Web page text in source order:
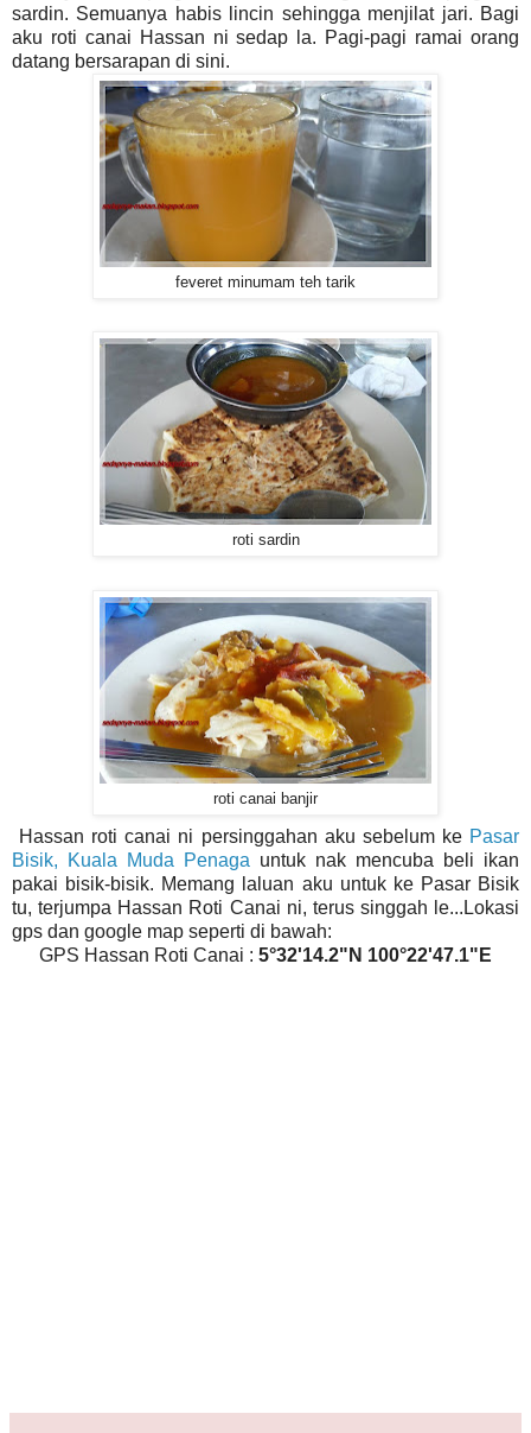
sardin. Semuanya habis lincin sehingga menjilat jari. Bagi
aku roti canai Hassan ni sedap la. Pagi-pagi ramai orang
datang bersarapan di sini.
feveret minumam teh tarik
roti sardin
roti canai banjir
Hassan roti canai ni persinggahan aku sebelum ke Pasar
Bisik, Kuala Muda Penaga untuk nak mencuba beli ikan
pakai bisik-bisik. Memang laluan aku untuk ke Pasar Bisik
tu, terjumpa Hassan Roti Canai ni, terus singgah le...Lokasi
gps dan google map seperti di bawah:
GPS Hassan Roti Canai : 5°32'14.2"N 100°22'47.1"E